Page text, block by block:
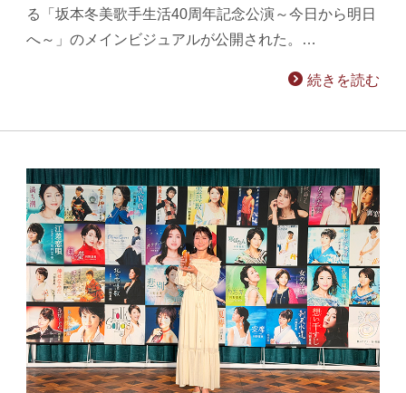
る「坂本冬美歌手生活40周年記念公演～今日から明日
へ～」のメインビジュアルが公開された。…
続きを読む